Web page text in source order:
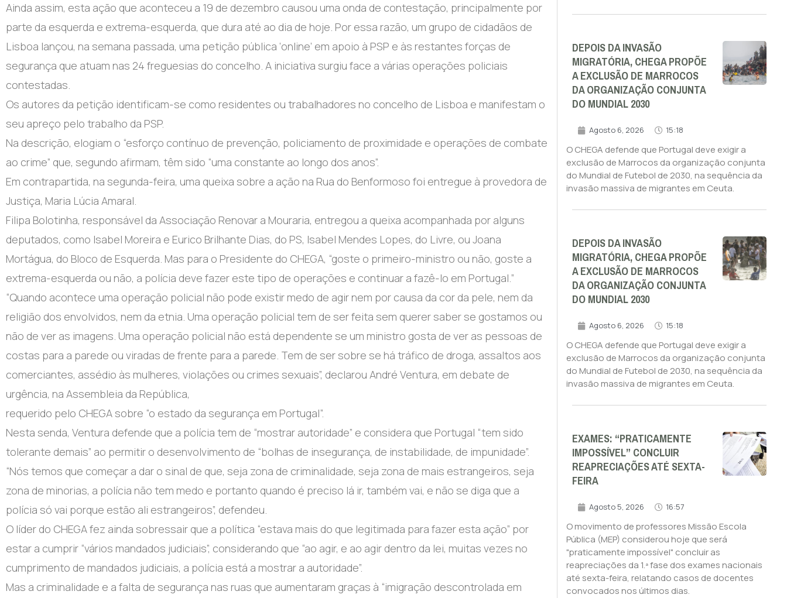
Ainda assim, esta ação que aconteceu a 19 de dezembro causou uma onda de contestação, principalmente por
parte da esquerda e extrema-esquerda, que dura até ao dia de hoje. Por essa razão, um grupo de cidadãos de
Lisboa lançou, na semana passada, uma petição pública ‘online’ em apoio à PSP e às restantes forças de
segurança que atuam nas 24 freguesias do concelho. A iniciativa surgiu face a várias operações policiais
contestadas.
Os autores da petição identificam-se como residentes ou trabalhadores no concelho de Lisboa e manifestam o
seu apreço pelo trabalho da PSP.
Na descrição, elogiam o “esforço contínuo de prevenção, policiamento de proximidade e operações de combate
ao crime” que, segundo afirmam, têm sido “uma constante ao longo dos anos”.
Em contrapartida, na segunda-feira, uma queixa sobre a ação na Rua do Benformoso foi entregue à provedora de
Justiça, Maria Lúcia Amaral.
Filipa Bolotinha, responsável da Associação Renovar a Mouraria, entregou a queixa acompanhada por alguns
deputados, como Isabel Moreira e Eurico Brilhante Dias, do PS, Isabel Mendes Lopes, do Livre, ou Joana
Mortágua, do Bloco de Esquerda. Mas para o Presidente do CHEGA, “goste o primeiro-ministro ou não, goste a
extrema-esquerda ou não, a polícia deve fazer este tipo de operações e continuar a fazê-lo em Portugal.”
“Quando acontece uma operação policial não pode existir medo de agir nem por causa da cor da pele, nem da
religião dos envolvidos, nem da etnia. Uma operação policial tem de ser feita sem querer saber se gostamos ou
não de ver as imagens. Uma operação policial não está dependente se um ministro gosta de ver as pessoas de
costas para a parede ou viradas de frente para a parede. Tem de ser sobre se há tráfico de droga, assaltos aos
comerciantes, assédio às mulheres, violações ou crimes sexuais”, declarou André Ventura, em debate de
urgência, na Assembleia da República,
requerido pelo CHEGA sobre “o estado da segurança em Portugal”.
Nesta senda, Ventura defende que a polícia tem de “mostrar autoridade” e considera que Portugal “tem sido
tolerante demais” ao permitir o desenvolvimento de “bolhas de insegurança, de instabilidade, de impunidade”.
“Nós temos que começar a dar o sinal de que, seja zona de criminalidade, seja zona de mais estrangeiros, seja
zona de minorias, a polícia não tem medo e portanto quando é preciso lá ir, também vai, e não se diga que a
polícia só vai porque estão ali estrangeiros”, defendeu.
O líder do CHEGA fez ainda sobressair que a política “estava mais do que legitimada para fazer esta ação” por
estar a cumprir “vários mandados judiciais”, considerando que “ao agir, e ao agir dentro da lei, muitas vezes no
cumprimento de mandados judiciais, a polícia está a mostrar a autoridade”.
Mas a criminalidade e a falta de segurança nas ruas que aumentaram graças à “imigração descontrolada em
DEPOIS DA INVASÃO
MIGRATÓRIA, CHEGA PROPÕE
A EXCLUSÃO DE MARROCOS
DA ORGANIZAÇÃO CONJUNTA
DO MUNDIAL 2030
Agosto 6, 2026 15:18
O CHEGA defende que Portugal deve exigir a
exclusão de Marrocos da organização conjunta
do Mundial de Futebol de 2030, na sequência da
invasão massiva de migrantes em Ceuta.
DEPOIS DA INVASÃO
MIGRATÓRIA, CHEGA PROPÕE
A EXCLUSÃO DE MARROCOS
DA ORGANIZAÇÃO CONJUNTA
DO MUNDIAL 2030
Agosto 6, 2026 15:18
O CHEGA defende que Portugal deve exigir a
exclusão de Marrocos da organização conjunta
do Mundial de Futebol de 2030, na sequência da
invasão massiva de migrantes em Ceuta.
EXAMES: “PRATICAMENTE
IMPOSSÍVEL” CONCLUIR
REAPRECIAÇÕES ATÉ SEXTA-
FEIRA
Agosto 5, 2026 16:57
O movimento de professores Missão Escola
Pública (MEP) considerou hoje que será
"praticamente impossível" concluir as
reapreciações da 1.ª fase dos exames nacionais
até sexta-feira, relatando casos de docentes
convocados nos últimos dias.